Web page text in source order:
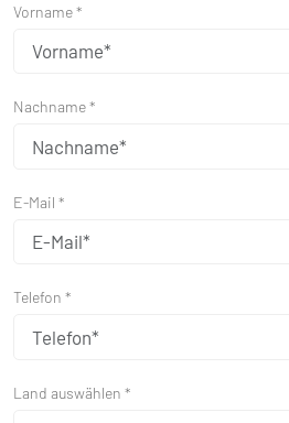
Vorname *
Nachname *
E-Mail *
Telefon *
Land auswählen *